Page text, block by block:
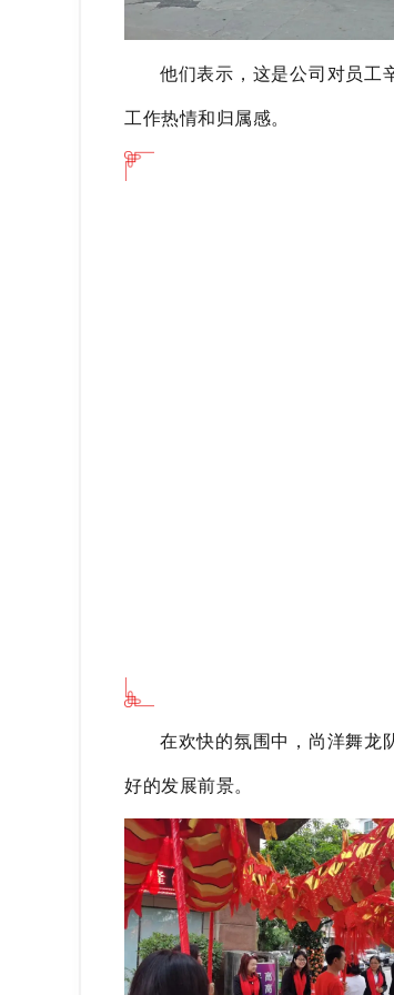
他们表示，这是公司对员工
工作热情和归属感。
在欢快的氛围中，尚洋舞龙
好的发展前景。